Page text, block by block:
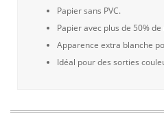
Papier sans PVC.
Papier avec plus de 50%
Apparence extra blanche
Idéal pour des sorties